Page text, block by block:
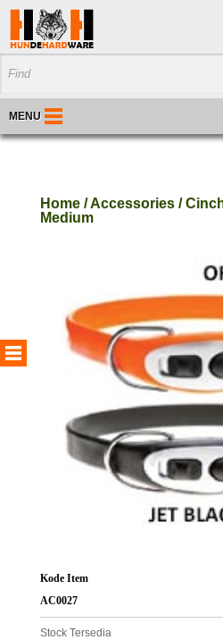
MENU
Home / Accessories /
Medium
Kode Item
AC0027
Stock Tersedia